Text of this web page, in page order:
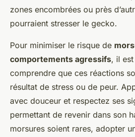
zones encombrées ou près
pourraient stresser le gecko.
Pour minimiser le risque de
comportements agressifs, il
comprendre que ces réactions
résultat de stress ou de peur.
avec douceur et respectez ses
permettant de revenir dans son
morsures soient rares, adopter